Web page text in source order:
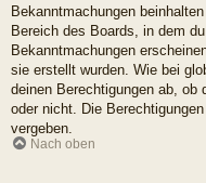
Bekanntmachungen
Bereich des Boards, in dem
Bekanntmachungen
sie erstellt wurden. Wie bei
deinen Berechtigungen ab, ob
oder nicht. Die
vergeben.
Nach oben